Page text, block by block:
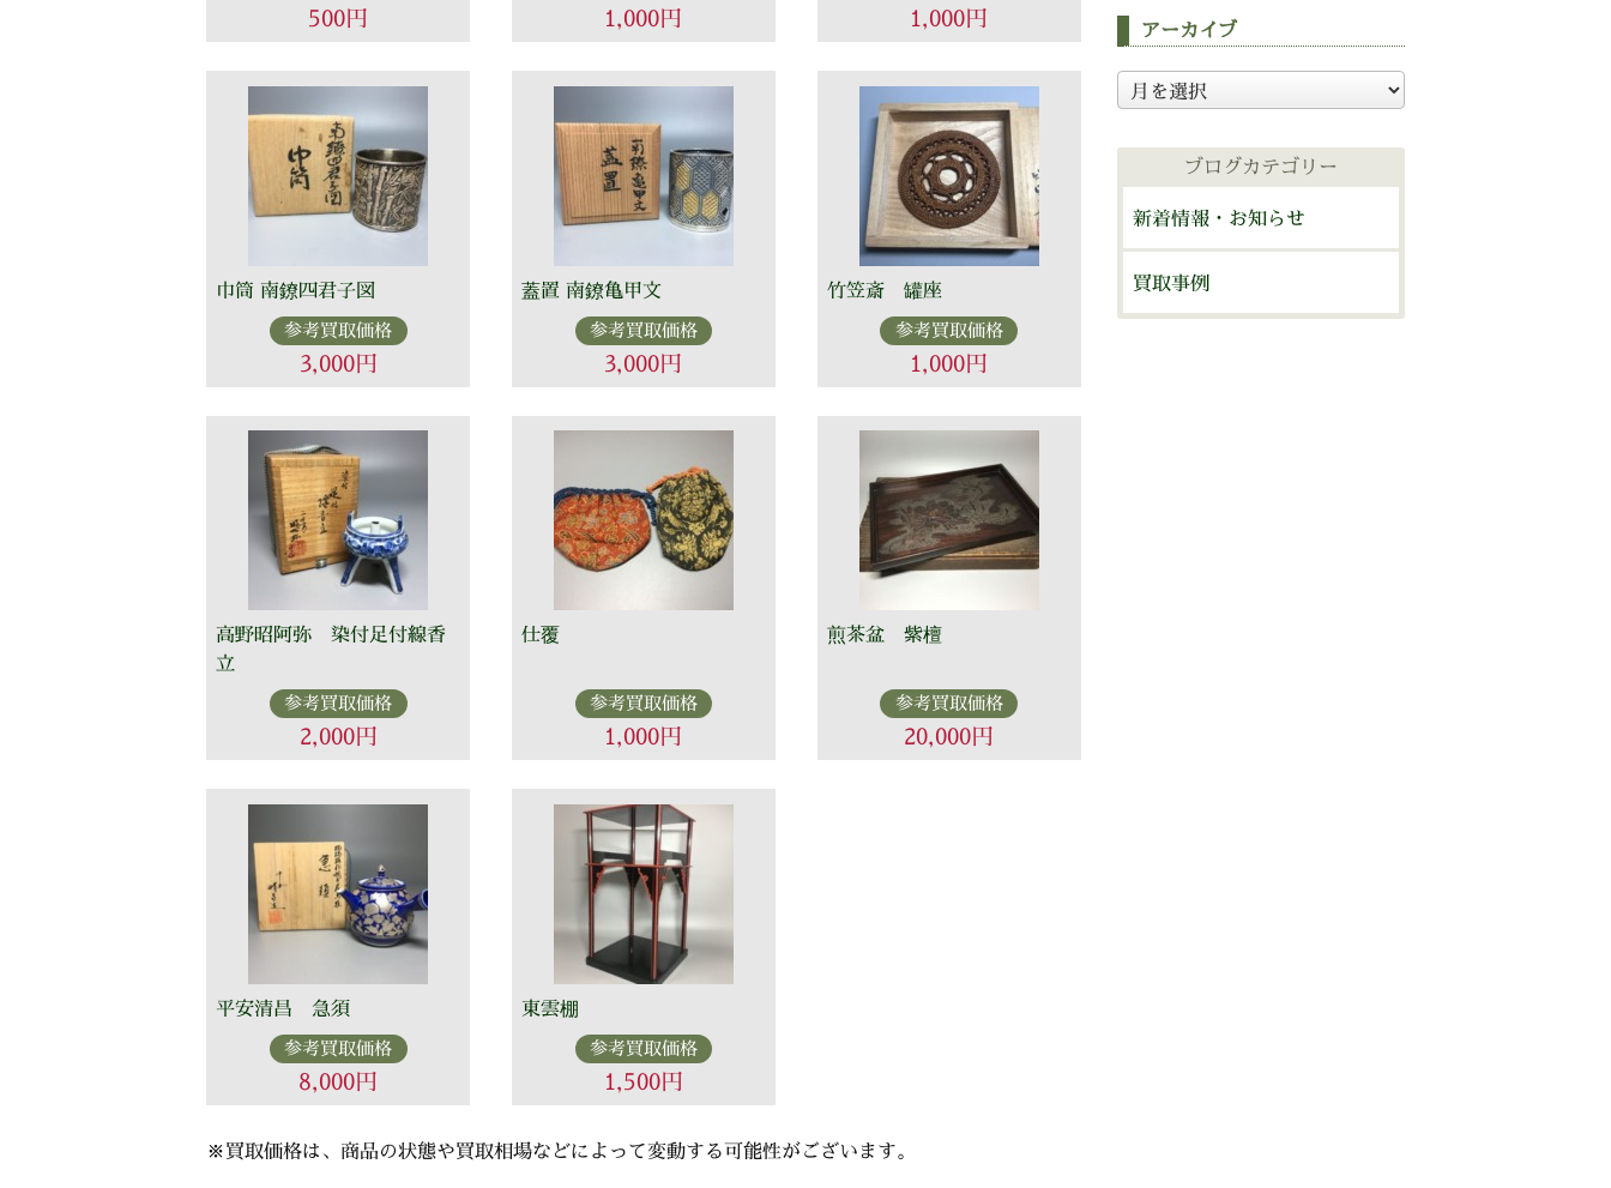
500円 1,000円 1,000円
巾筒 南鐐四君子図
参考買取価格
3,000円
蓋置 南鐐亀甲文
参考買取価格
3,000円
竹笠斎 罐座
参考買取価格
1,000円
高野昭阿弥 染付足付線香
立
参考買取価格
2,000円
仕覆
参考買取価格
1,000円
煎茶盆 紫檀
参考買取価格
20,000円
平安清昌 急須
参考買取価格
8,000円
東雲棚
参考買取価格
1,500円
※買取価格は、商品の状態や買取相場などによって変動する可能性がございます。
アーカイブ
ア
ー
ブ
ブログカテゴリー
新着情報・お知らせ
買取事例